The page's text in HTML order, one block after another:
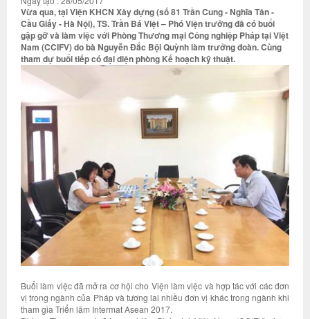
Vừa qua, tại Viện KHCN Xây dựng (số 81 Trần Cung - Nghĩa Tân -
Cầu Giấy - Hà Nội), TS. Trần Bá Việt – Phó Viện trưởng đã có buổi
gặp gỡ và làm việc với Phòng Thương mại Công nghiệp Pháp tại Việt
Nam (CCIFV) do bà Nguyễn Đắc Bội Quỳnh làm trưởng đoàn. Cùng
tham dự buổi tiếp có đại diện phòng Kế hoạch kỹ thuật.
Buổi làm việc đã mở ra cơ hội cho Viện làm việc và hợp tác với các đơn
vị trong ngành của Pháp và tương lai nhiều đơn vị khác trong ngành khi
tham gia Triển lãm Intermat Asean 2017.